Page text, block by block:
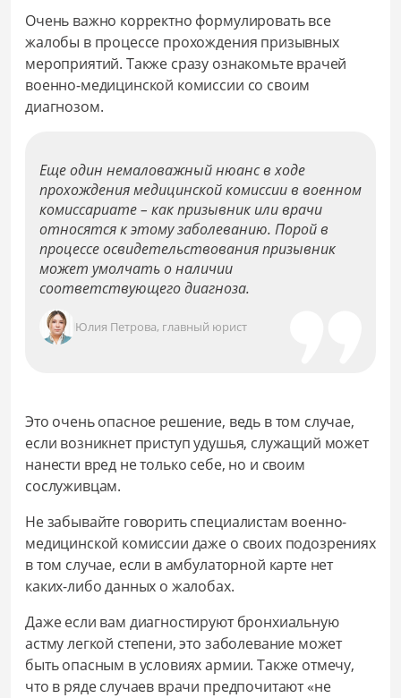
Очень важно корректно формулировать все
жалобы в процессе прохождения призывных
мероприятий. Также сразу ознакомьте врачей
военно-медицинской комиссии со своим
диагнозом.
Еще один немаловажный нюанс в ходе
прохождения медицинской комиссии в военном
комиссариате – как призывник или врачи
относятся к этому заболеванию. Порой в
процессе освидетельствования призывник
может умолчать о наличии
соответствующего диагноза.
Юлия Петрова, главный юрист
Это очень опасное решение, ведь в том случае,
если возникнет приступ удушья, служащий может
нанести вред не только себе, но и своим
сослуживцам.
Не забывайте говорить специалистам военно-
медицинской комиссии даже о своих подозрениях
в том случае, если в амбулаторной карте нет
каких-либо данных о жалобах.
Даже если вам диагностируют бронхиальную
астму легкой степени, это заболевание может
быть опасным в условиях армии. Также отмечу,
что в ряде случаев врачи предпочитают «не